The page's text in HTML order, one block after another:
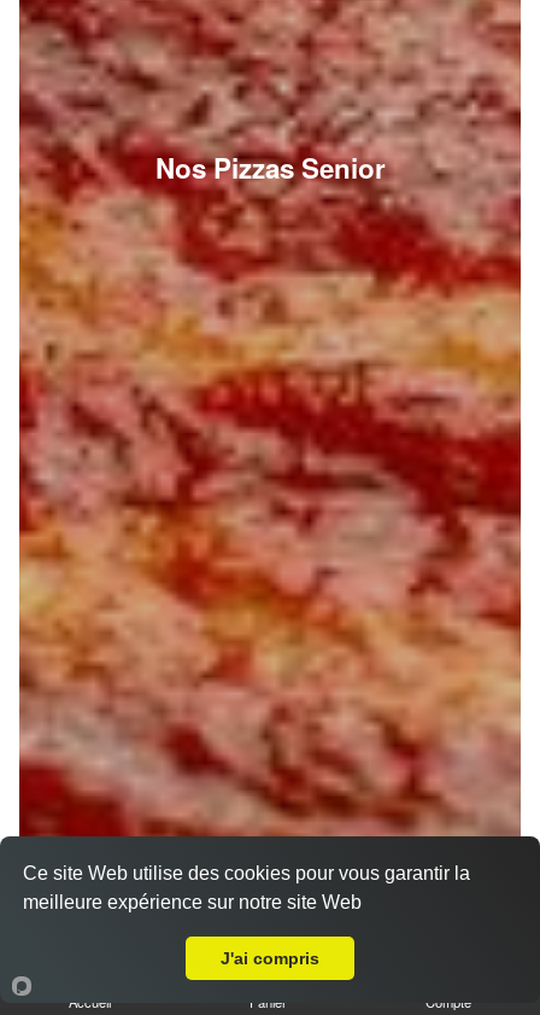
Nos Pizzas Senior
Accueil Panier Compte
Ce site Web utilise des cookies pour vous garantir la
meilleure expérience sur notre site Web
J'ai compris